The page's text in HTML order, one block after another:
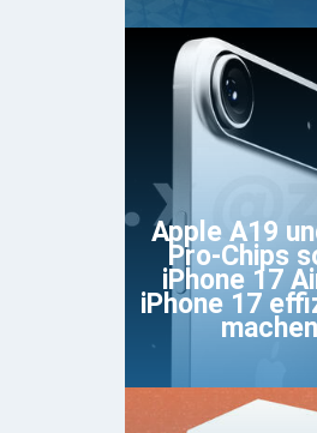
Apple A19
Pro-Chips
iPhone 17
iPhone 17
machen